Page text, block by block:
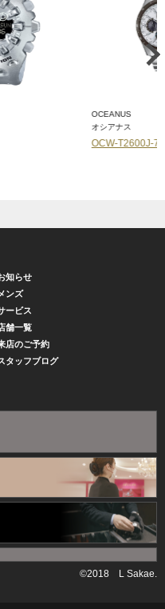
知らせ
メンズ
ービス
舗一覧
店のご予約
タッフブログ
©2018 L Sakae.